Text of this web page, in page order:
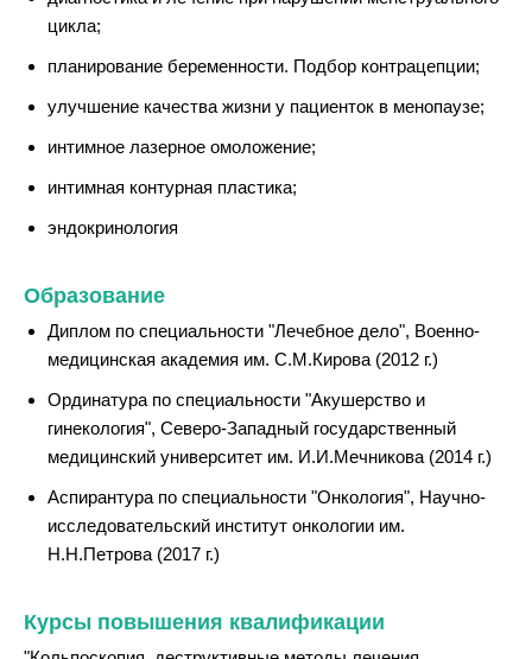
цикла;
планирование беременности. Подбор контрацепции;
улучшение качества жизни у пациенток в менопаузе;
интимное лазерное омоложение;
интимная контурная пластика;
эндокринология
Образование
Диплом по специальности "Лечебное дело", Военно-
медицинская академия им. С.М.Кирова (2012 г.)
Ординатура по специальности "Акушерство и
гинекология", Северо-Западный государственный
медицинский университет им. И.И.Мечникова (2014 г.)
Аспирантура по специальности "Онкология", Научно-
исследовательский институт онкологии им.
Н.Н.Петрова (2017 г.)
Курсы повышения квалификации